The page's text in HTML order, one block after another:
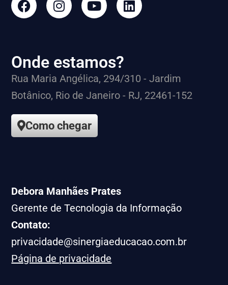
Onde estamos?
Rua Maria Angélica, 294/310 - Jardim
Botânico, Rio de Janeiro - RJ, 22461-152
Como chegar
Debora Manhães Prates
Gerente de Tecnologia da Informação
Contato:
privacidade@sinergiaeducacao.com.br
Página de privacidade